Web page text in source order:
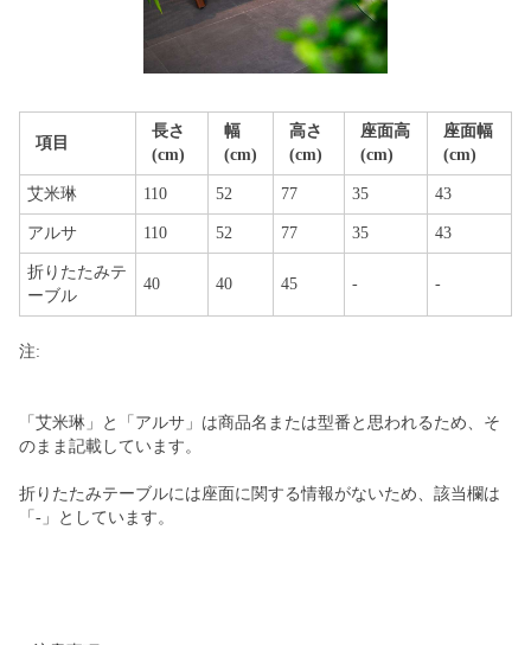
項目
長さ
(cm)
幅
(cm)
高さ
(cm)
座面高
(cm)
座面幅
(cm)
艾米琳 110 52 77 35 43
アルサ 110 52 77 35 43
折りたたみテ
ーブル
40 40 45 - -
注:
「艾米琳」と「アルサ」は商品名または型番と思われるため、そ
のまま記載しています。
折りたたみテーブルには座面に関する情報がないため、該当欄は
「-」としています。